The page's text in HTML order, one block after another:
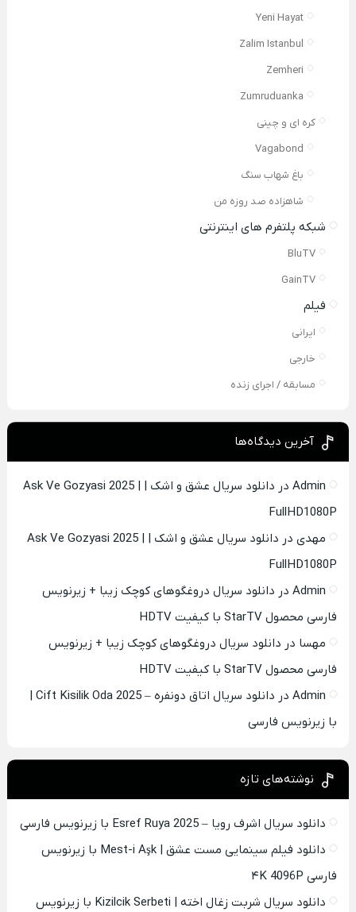
Yeni Hayat
Zalim Istanbul
Zemheri
Zumruduanka
کره ای و چینی
Vagabond
باغ شهاب سنگ
شاهزاده صد روزه من
شبکه پلتفرم های اینترنتی
BluTV
GainTV
فیلم
ایرانی
خارجی
مسابقه / اجرای زنده
آخرین دیدگاه‌ها
Adminدر
دانلود سریال عشق و اشک | Ask Ve Gozyasi 2025 |
FullHD1080P
مهدیدر
دانلود سریال عشق و اشک | Ask Ve Gozyasi 2025 |
FullHD1080P
Adminدر دانلود سریال دروغگوهای کوچک زیبا + زیرنویس
فارسی محصول StarTV با کیفیت HDTV
مهسا در دانلود سریال دروغگوهای کوچک زیبا + زیرنویس
فارسی محصول StarTV با کیفیت HDTV
Adminدر
دانلود سریال اتاق دونفره – Cift Kisilik Oda 2025 |
با زیرنویس فارسی
نوشته‌های تازه
دانلود سریال اشرف رویا – Esref Ruya 2025 با زیرنویس فارسی
دانلود فیلم سینمایی مست عشق | Mest-i Aşk با زیرنویس
فارسی ۴K 4096P
دانلود سریال شربت زغال اخته | Kizilcik Serbeti با زیرنویس